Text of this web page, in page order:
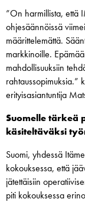
”On harmillista, että
ohjesäännöissä
määrittelemättä.
markkinoille.
mahdollisuuksiin
rahtaussopimuksia.”
erityisasiantuntija
Suomelle tärkeä
käsiteltäväksi
Suomi, yhdessä
kokouksessa, että
jätettäisiin
piti kokouksessa